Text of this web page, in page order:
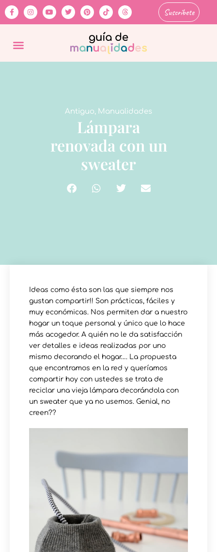
Suscríbete
Antiguo, Manualidades
Lámpara
renovada con un
sweater
Ideas como ésta son las que siempre nos
gustan compartir!! Son prácticas, fáciles y
muy económicas. Nos permiten dar a nuestro
hogar un toque personal y único que lo hace
más acogedor. A quién no le da satisfacción
ver detalles e ideas realizadas por uno
mismo decorando el hogar…. La propuesta
que encontramos en la red y queríamos
compartir hoy con ustedes se trata de
reciclar una vieja lámpara decorándola con
un sweater que ya no usemos. Genial, no
creen??